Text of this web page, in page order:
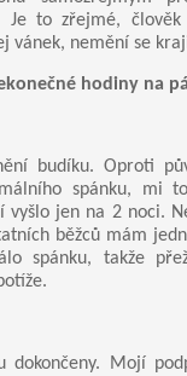
Je to zřejmé,
vánek, nemění se
hodiny na
budíku. Oproti
spánku, mi
vyšlo jen na 2 noci.
běžců mám
spánku, takže
dokončeny. Mojí